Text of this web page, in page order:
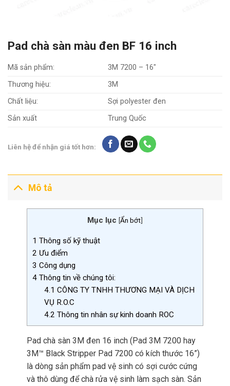
Pad chà sàn màu đen BF 16 inch
Mã sản phẩm:
3M 7200 – 16″
Thương hiệu:
3M
Chất liệu:
Sợi polyester đen
Sản xuất
Trung Quốc
Liên hệ để nhận giá tốt hơn:
Mô tả
Mục lục [Ẩn bớt]
1 Thông số kỹ thuật
2 Ưu điểm
3 Công dụng
4Thông tin về chúng tôi:
4.1 CÔNG TY TNHH THƯƠNG MẠI VÀ DỊCH
VỤ R.O.C
4.2 Thông tin nhân sự kinh doanh ROC
Pad chà sàn 3M đen 16 inch (Pad 3M 7200 hay
3M™ Black Stripper Pad 7200 có kích thước 16”)
là dòng sản phẩm pad vệ sinh có sợi cước cứng
và thô dùng để chà rửa vệ sinh làm sạch sàn. Sản